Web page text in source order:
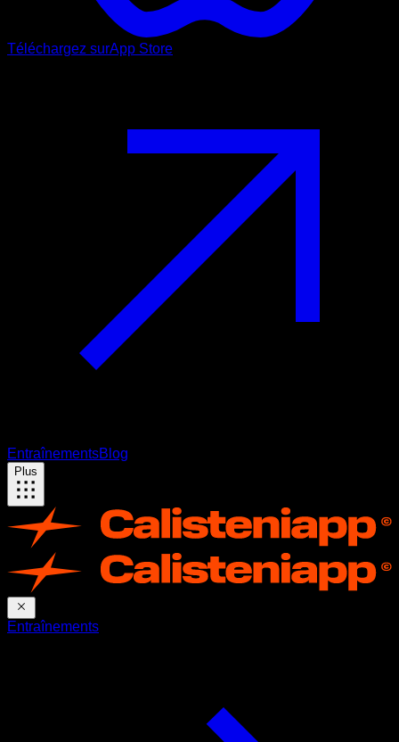
Téléchargez surApp Store
EntraînementsBlog
Plus
Entraînements